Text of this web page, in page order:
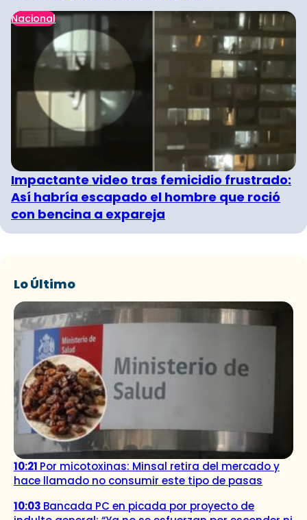
Nacional
Impactante video tras femicidio frustrado:
Así habría escapado el hombre que roció
con bencina a expareja
Lo Último
10:21 Por micotoxinas: Minsal retira del mercado y
hace llamado no consumir este tipo de pasas
10:03 Bancada PC en picada por proyecto de